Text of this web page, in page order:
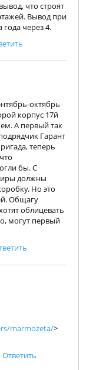
что строят
Вывод при
года через 4.
октябрь
корпус 17й
А первый так
Гарант
теперь
бы. С
должны
Но это
Общагу
облицевать
могут первый
marmozeta/>
Ответить